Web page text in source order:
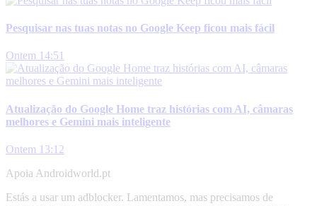
Pesquisar nas tuas notas no Google Keep ficou mais fácil
Ontem 14:51
Atualização do Google Home traz histórias com AI, câmaras
melhores e Gemini mais inteligente
Ontem 13:12
Apoia Androidworld.pt
Estás a usar um adblocker. Lamentamos, mas precisamos de